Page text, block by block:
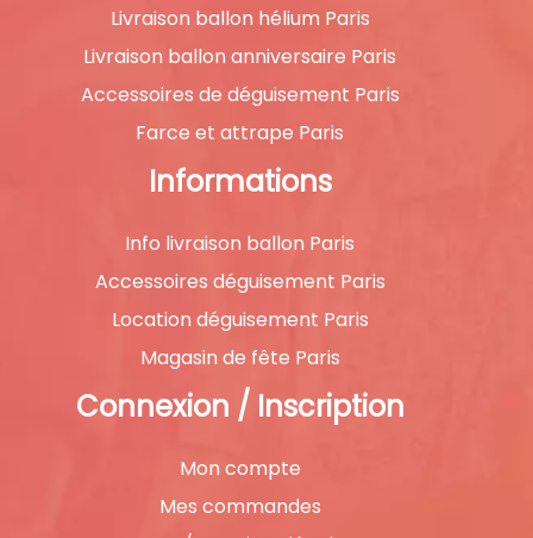
Livraison ballon hélium Paris
Livraison ballon anniversaire Paris
Accessoires de déguisement Paris
Farce et attrape Paris
Informations
Info livraison ballon Paris
Accessoires déguisement Paris
Location déguisement Paris
Magasin de fête Paris
Connexion / Inscription
Mon compte
Mes commandes